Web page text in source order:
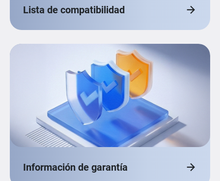
Lista de compatibilidad
Información de garantía